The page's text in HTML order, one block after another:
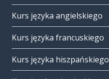
Kurs języka angielskiego
Kurs języka francuskiego
Kurs języka hiszpańskiego